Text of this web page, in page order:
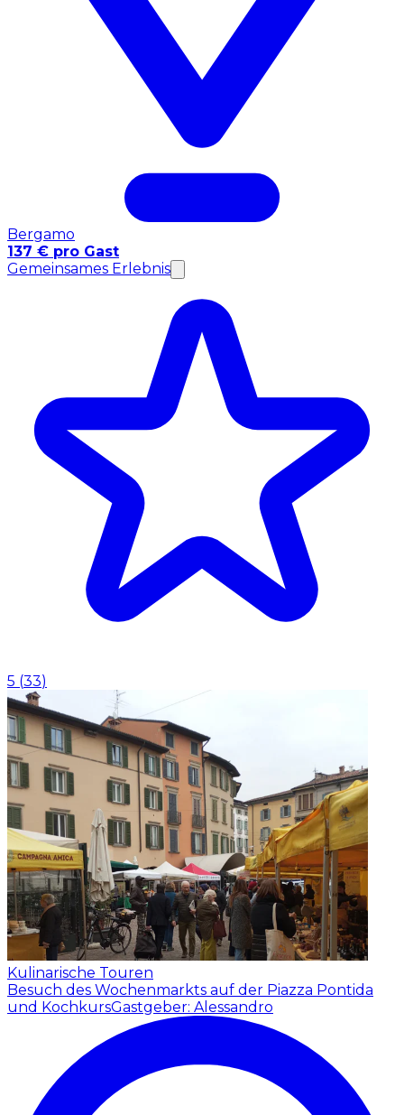
Bergamo
137 € pro Gast
Gemeinsames Erlebnis
5 (33)
Kulinarische Touren
Besuch des Wochenmarkts auf der Piazza Pontida
und KochkursGastgeber: Alessandro